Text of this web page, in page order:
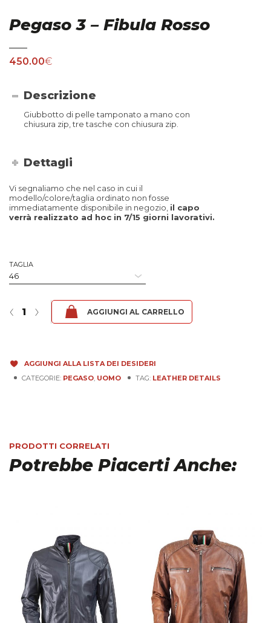
Pegaso 3 – Fibula Rosso
450.00€
Descrizione
Giubbotto di pelle tamponato a mano con
chiusura zip, tre tasche con chiusura zip.
Dettagli
Vi segnaliamo che nel caso in cui il
modello/colore/taglia ordinato non fosse
immediatamente disponibile in negozio, il capo
verrà realizzato ad hoc in 7/15 giorni lavorativi.
TAGLIA
Pegaso 3 - Fibula Rosso quantità
›
‹ AGGIUNGI AL CARRELLO
AGGIUNGI ALLA LISTA DEI DESIDERI
CATEGORIE: PEGASO, UOMO TAG: LEATHER DETAILS
PRODOTTI CORRELATI
Potrebbe Piacerti Anche: